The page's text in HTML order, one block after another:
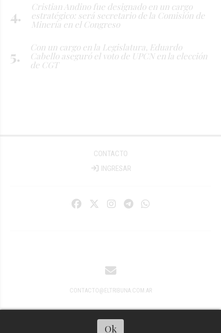
Cristian Andino fue designado en un cargo
estratégico: será secretario de la Comisión de
Minería en el Congreso
Con un cargo en la Legislatura, Eduardo
Cabello aseguró el voto de UPCN en la elección
de CGT
CONTACTO
INGRESAR
CONTACTO@ELTRIBUNA.COM.AR
Ok